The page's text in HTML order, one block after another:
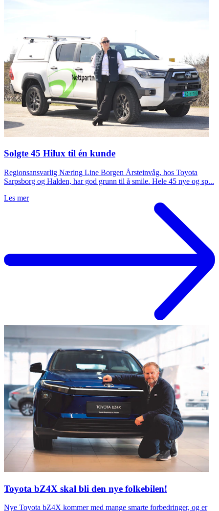
Solgte 45 Hilux til én kunde
Regionsansvarlig Næring Line Borgen Årsteinvåg, hos Toyota
Sarpsborg og Halden, har god grunn til å smile. Hele 45 nye og sp...
Les mer
Toyota bZ4X skal bli den nye folkebilen!
Nye Toyota bZ4X kommer med mange smarte forbedringer, og er